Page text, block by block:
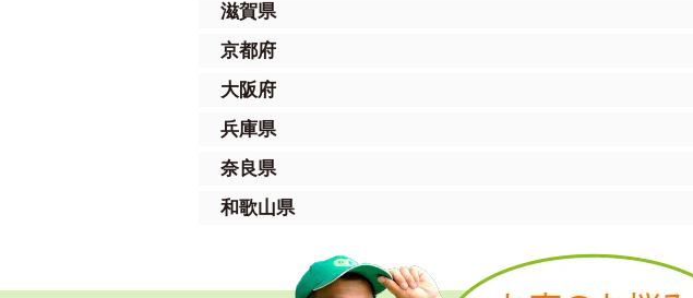
滋賀県
京都府
大阪府
兵庫県
奈良県
和歌山県